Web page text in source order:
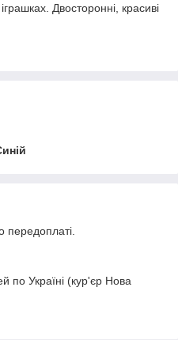
Двосторонні, красиві
передоплаті.
по Україні (кур'єр Нова